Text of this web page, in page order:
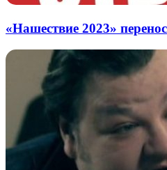
«Нашествие 2023»